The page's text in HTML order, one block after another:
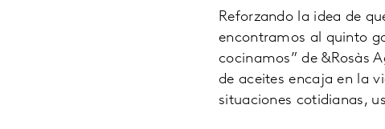
Reforzando la idea de
encontramos al quinto
cocinamos” de &Rosàs
de aceites encaja en la
situaciones cotidianas,